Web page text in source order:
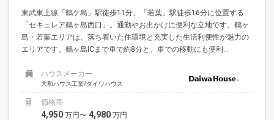
東武東上線「鶴ケ島」駅徒歩11分、「若葉」駅徒歩16分に位置する
「セキュレア鶴ヶ島西口」。通勤やお出かけに便利な立地です。鶴ヶ
島・若葉エリアは、落ち着いた住環境と充実した生活利便性が魅力の
エリアです。鶴ヶ島ICまで車で約8分と、車での移動にも便利...
ハウスメーカー
大和ハウス工業/ダイワハウス
価格帯
4,950 万円〜 4,980 万円